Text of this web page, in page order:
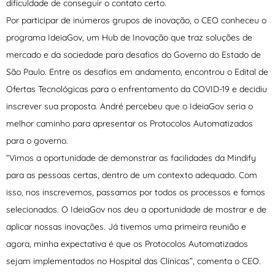
dificuldade de conseguir o contato certo.
Por participar de inúmeros grupos de inovação, o CEO conheceu o
programa IdeiaGov, um Hub de Inovação que traz soluções de
mercado e da sociedade para desafios do Governo do Estado de
São Paulo. Entre os desafios em andamento, encontrou o Edital de
Ofertas Tecnológicas para o enfrentamento da COVID-19 e decidiu
inscrever sua proposta. André percebeu que o IdeiaGov seria o
melhor caminho para apresentar os Protocolos Automatizados
para o governo.
“Vimos a oportunidade de demonstrar as facilidades da Mindify
para as pessoas certas, dentro de um contexto adequado. Com
isso, nos inscrevemos, passamos por todos os processos e fomos
selecionados. O IdeiaGov nos deu a oportunidade de mostrar e de
aplicar nossas inovações. Já tivemos uma primeira reunião e
agora, minha expectativa é que os Protocolos Automatizados
sejam implementados no Hospital das Clínicas”, comenta o CEO.